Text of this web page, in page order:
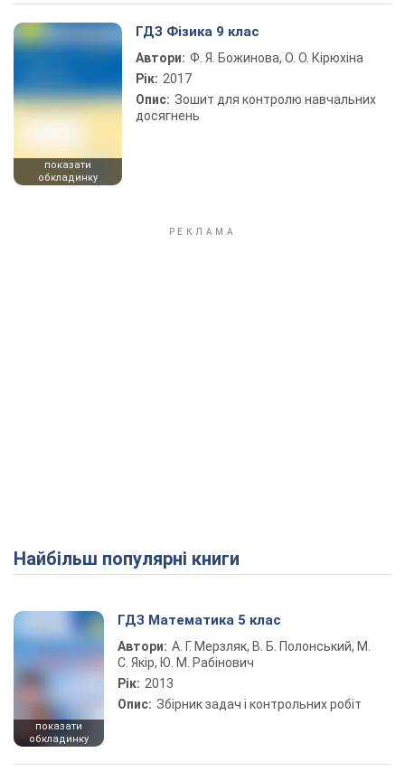
показати
обкладинку
ГДЗ Фізика 9 клас
Автори: Ф. Я. Божинова, О. О. Кірюхіна
Рік: 2017
Опис: Зошит для контролю навчальних
досягнень
Найбільш популярні книги
показати
обкладинку
ГДЗ Математика 5 клас
Автори: А. Г. Мерзляк, В. Б. Полонський, М.
С. Якір, Ю. М. Рабінович
Рік: 2013
Опис: Збірник задач і контрольних робіт